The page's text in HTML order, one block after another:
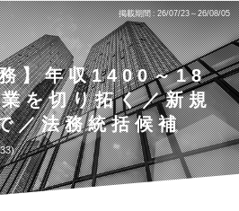
掲載期間 26/07/23～26/08/05
】年収1400～18
を切り拓く／新規
／法務統括候補